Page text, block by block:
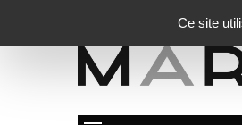
Ce site